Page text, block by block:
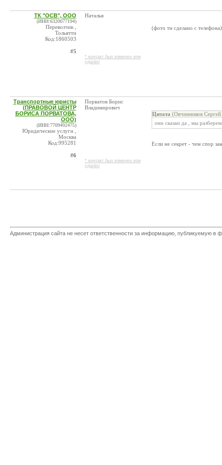
ТК "ОСВ", ООО
(ИНН:6320077194)
Перевозчик ,
Тольятти
Код:1860503
#5
Наталья
* контакт был изменен или
удален
(фото тн сделано с
Транспортные юристы
(ПРАВОВОЙ ЦЕНТР
БОРИСА ПОРВАТОВА,
ООО)
(ИНН:7709492475)
Юридические услуги ,
Москва
Код:995281
#6
Порватов Борис
Владимирович
* контакт был изменен или
удален
Цитата (Овчинников
они сказаи да , мы
Если не секрет - чем спор
Администрация сайта не несет ответственности за информацию, публикуемую